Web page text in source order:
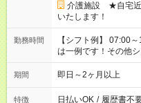
介護施設 ★自宅近
いたします！
勤務時間
【シフト例】 07:00～
は一例です！その他
期間 即日～2ヶ月以上
特徴 日払いOK / 履歴書不